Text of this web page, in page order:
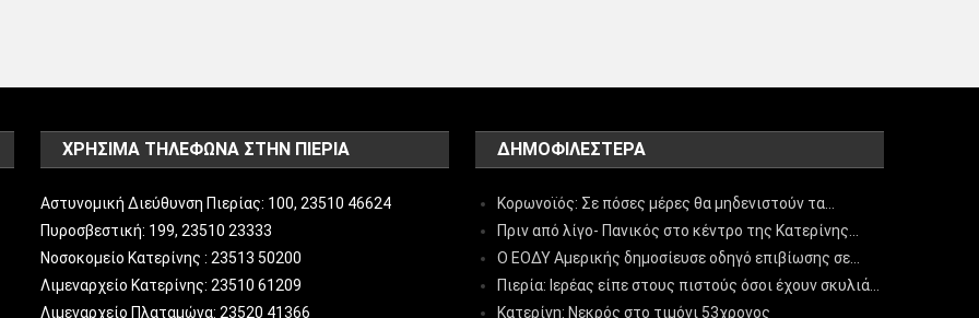
ΧΡΗΣΙΜΑ ΤΗΛΕΦΩΝΑ ΣΤΗΝ ΠΙΕΡΙΑ
Αστυνομική Διεύθυνση Πιερίας: 100, 23510 46624
Πυροσβεστική: 199, 23510 23333
Νοσοκομείο Κατερίνης : 23513 50200
Λιμεναρχείο Κατερίνης: 23510 61209
Λιμεναρχείο Πλαταμώνα: 23520 41366
ΔΗΜΟΦΙΛΈΣΤΕΡΑ
Κορωνοϊός: Σε πόσες μέρες θα μηδενιστούν τα…
Πριν από λίγο- Πανικός στο κέντρο της Κατερίνης…
Ο ΕΟΔΥ Αμερικής δημοσίευσε οδηγό επιβίωσης σε…
Πιερία: Ιερέας είπε στους πιστούς όσοι έχουν σκυλιά…
Κατερίνη: Νεκρός στο τιμόνι 53χρονος